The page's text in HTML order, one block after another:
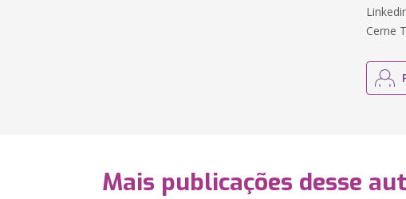
Cerne
Mais publicações desse